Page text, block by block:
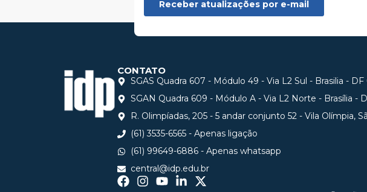
CONTATO
SGAS Quadra 607 - Módulo 49 - Via L2 Sul - Brasilia -
SGAN Quadra 609 - Módulo A - Via L2 Norte - Brasília -
R. Olimpíadas, 205 - 5 andar conjunto 52 - Vila Olímpia,
(61) 3535-6565 - Apenas ligação
(61) 99649-6886 - Apenas whatsapp
central@idp.edu.br